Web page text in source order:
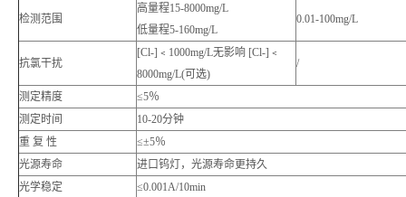
检测范围
高量程15-8000mg/L
低量程5-160mg/L
0.01-100mg/L
抗氯干扰
[Cl-]﹤1000mg/L无影响 [Cl-]﹤
8000mg/L(可选)
/
测定精度
≤5％
测定时间
10-20分钟
重 复 性
≤±5％
光源寿命
进口钨灯，光源寿命更持久
光学稳定
≤0.001A/10min